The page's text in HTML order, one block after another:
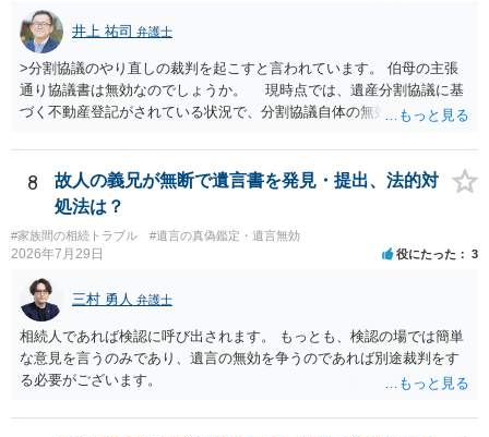
井上 祐司 弁護士
>分割協議のやり直しの裁判を起こすと言われています。 伯母の主張
通り協議書は無効なのでしょうか。 現時点では、遺産分割協議に基
づく不動産登記がされている状況で、分割協議自体の無効を裁判所が
方の訴訟の主張及び立証次第ですが、 ・御祖母様の認知能力に関する
医師の意見書、筆跡鑑定 が提出されればその効力が否定される可能性
はありますが、 ・伯母様自身が分割協議に加わっていること ・御祖母
様の意に反する遺産分割協議を行う実益が誰にあったかの立証が困難
であること からすると、実際に遺産分割協議の効力が否定される可能
性はそれほど高くない（立証のハードルは非常に高い）ということが
言えると思います。
8
故人の義兄が無断で遺言書を発見・提出、法的対
処法は？
#家族間の相続トラブル #遺言の真偽鑑定・遺言無効
2026年7月29日 役にたった 3
三村 勇人 弁護士
相続人であれば検認に呼び出されます。 もっとも、検認の場では簡単
な意見を言うのみであり、遺言の無効を争うのであれば別途裁判をす
る必要がございます。